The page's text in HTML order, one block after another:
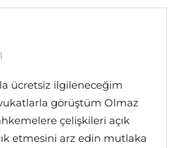
ücretsiz ilgileneceğim
görüştüm Olmaz
çelişkileri açık
etmesini arz edin mutlaka